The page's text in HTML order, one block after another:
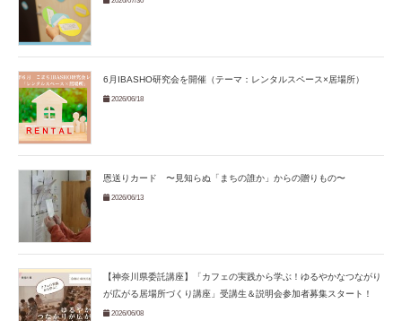
6月IBASHO研究会を開催（テーマ：レンタルスペース×居場所）
2026/06/18
恩送りカード 〜見知らぬ「まちの誰か」からの贈りもの〜
2026/06/13
【神奈川県委託講座】「カフェの実践から学ぶ！ゆるやかなつながり
が広がる居場所づくり講座」受講生＆説明会参加者募集スタート！
2026/06/08